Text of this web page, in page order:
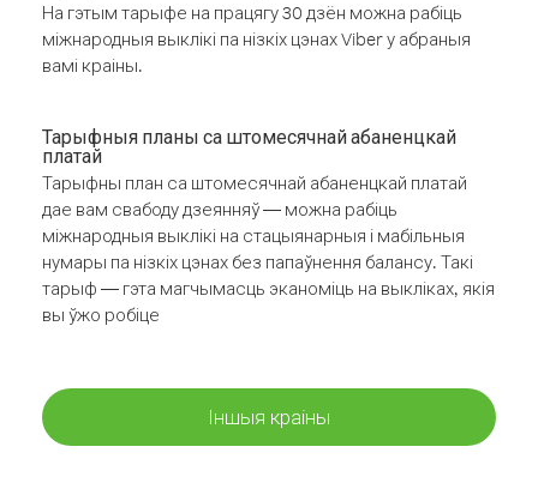
На гэтым тарыфе на працягу 30 дзён можна рабіць
міжнародныя выклікі па нізкіх цэнах Viber у абраныя
вамі краіны.
Тарыфныя планы са штомесячнай абаненцкай
платай
Тарыфны план са штомесячнай абаненцкай платай
дае вам свабоду дзеянняў — можна рабіць
міжнародныя выклікі на стацыянарныя і мабільныя
нумары па нізкіх цэнах без папаўнення балансу. Такі
тарыф — гэта магчымасць эканоміць на выкліках, якія
вы ўжо робіце
Іншыя краіны